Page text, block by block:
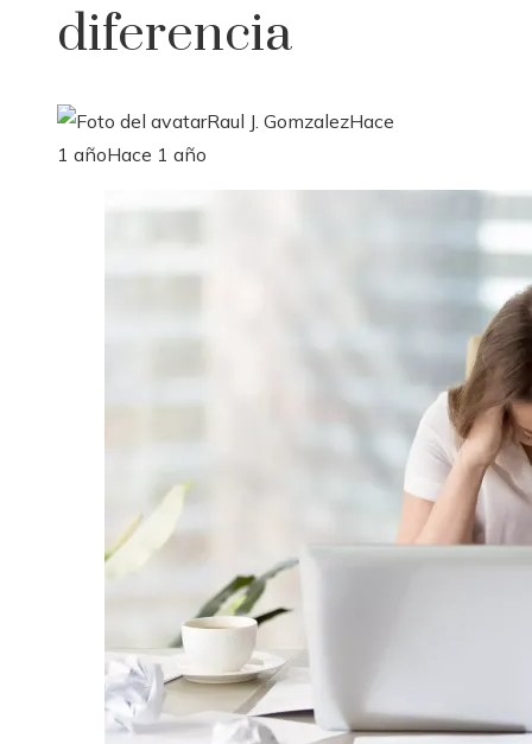
diferencia
Raul J. GomzalezHace
1 añoHace 1 año